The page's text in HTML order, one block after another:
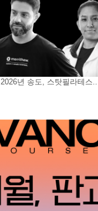
2026년 송도, 스탓필라테스..